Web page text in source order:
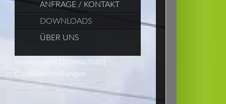
ANFRAGE / KONTAKT
DOWNLOADS
ÜBER UNS
Datenschutz
Cookieeinstellungen